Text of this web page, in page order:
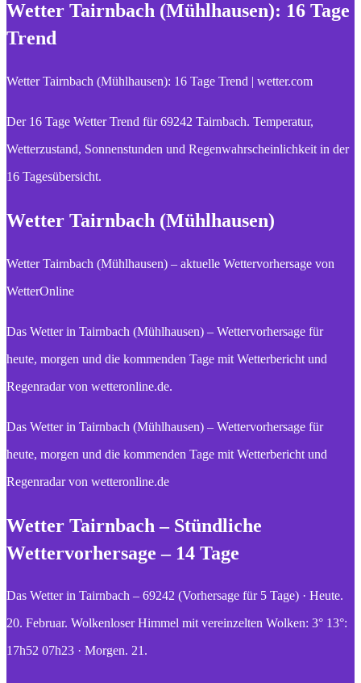
Wetter Tairnbach (Mühlhausen): 16 Tage
Trend
Wetter Tairnbach (Mühlhausen): 16 Tage Trend | wetter.com
Der 16 Tage Wetter Trend für 69242 Tairnbach. Temperatur,
Wetterzustand, Sonnenstunden und Regenwahrscheinlichkeit in der
16 Tagesübersicht.
Wetter Tairnbach (Mühlhausen)
Wetter Tairnbach (Mühlhausen) – aktuelle Wettervorhersage von
WetterOnline
Das Wetter in Tairnbach (Mühlhausen) – Wettervorhersage für
heute, morgen und die kommenden Tage mit Wetterbericht und
Regenradar von wetteronline.de.
Das Wetter in Tairnbach (Mühlhausen) – Wettervorhersage für
heute, morgen und die kommenden Tage mit Wetterbericht und
Regenradar von wetteronline.de
Wetter Tairnbach – Stündliche
Wettervorhersage – 14 Tage
Das Wetter in Tairnbach – 69242 (Vorhersage für 5 Tage) · Heute.
20. Februar. Wolkenloser Himmel mit vereinzelten Wolken: 3° 13°:
17h52 07h23 · Morgen. 21.